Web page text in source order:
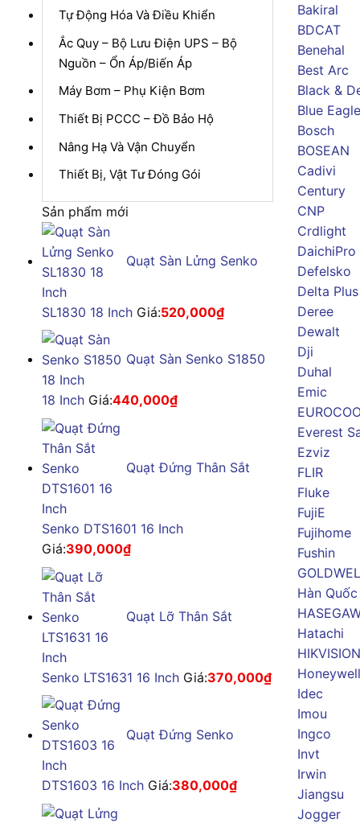
Tự Động Hóa Và Điều Khiển
Ắc Quy – Bộ Lưu Điện UPS – Bộ
Nguồn – Ổn Áp/Biến Áp
Máy Bơm – Phụ Kiện Bơm
Thiết Bị PCCC – Đồ Bảo Hộ
Nâng Hạ Và Vận Chuyển
Thiết Bị, Vật Tư Đóng Gói
Sản phẩm mới
Quạt Sàn Lửng Senko
SL1830 18 Inch Giá:520,000₫
Quạt Sàn Senko S1850
18 Inch Giá:440,000₫
Quạt Đứng Thân Sắt
Senko DTS1601 16 Inch
Giá:390,000₫
Quạt Lỡ Thân Sắt
Senko LTS1631 16 Inch Giá:370,000₫
Quạt Đứng Senko
DTS1603 16 Inch Giá:380,000₫
Bakiral
BDCAT
Benehal
Best Arc
Black &
Blue Eagle
Bosch
BOSEAN
Cadivi
Century
CNP
Crdlight
DaichiPro
Defelsko
Delta Plus
Deree
Dewalt
Dji
Duhal
Emic
Everest
Ezviz
FLIR
Fluke
FujiE
Fujihome
Fushin
Hàn Quốc
Hatachi
HIKVISION
Honeywell
Idec
Imou
Ingco
Invt
Irwin
Jiangsu
Jogger